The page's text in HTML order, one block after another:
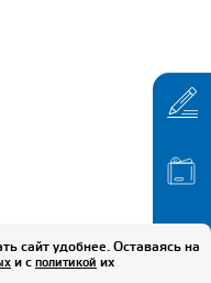
и защиты
сайт удобнее. Оставаясь на
и с политикой их